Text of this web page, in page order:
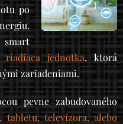
po
riadiaca jednotka, ktorá
zariadeniami.
pevne zabudovaného
tabletu, televízora, alebo